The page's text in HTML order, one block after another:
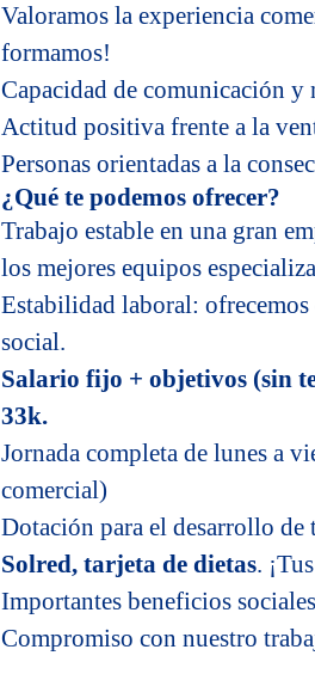
Valoramos la experiencia
formamos!
Capacidad de comunicación y
Actitud positiva frente a la
Personas orientadas a la
¿Qué te podemos ofrecer?
Trabajo estable en una gran
los mejores equipos
Estabilidad laboral:
social.
Salario fijo + objetivos (sin
33k.
Jornada completa de lunes a
comercial)
Dotación para el desarrollo de
Solred, tarjeta de dietas.
Importantes beneficios
Compromiso con nuestro